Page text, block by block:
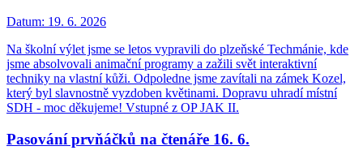
Datum: 19. 6. 2026
Na školní výlet jsme se letos vypravili do plzeňské Techmánie, kde
jsme absolvovali animační programy a zažili svět interaktivní
techniky na vlastní kůži. Odpoledne jsme zavítali na zámek Kozel,
který byl slavnostně vyzdoben květinami. Dopravu uhradí místní
SDH - moc děkujeme! Vstupné z OP JAK II.
Pasování prvňáčků na čtenáře 16. 6.